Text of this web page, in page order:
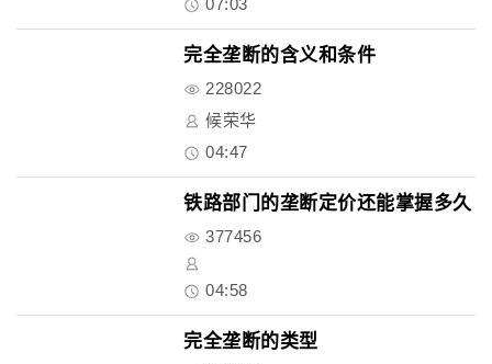
07:03
完全垄断的含义和条件
228022
候荣华
04:47
铁路部门的垄断定价还能掌握多久
377456
04:58
完全垄断的类型